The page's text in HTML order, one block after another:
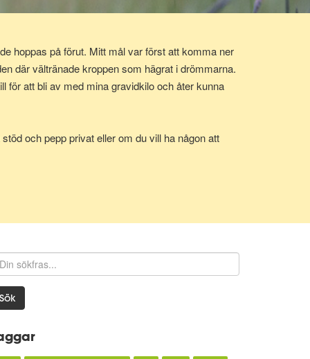
hoppas på förut. Mitt mål var först att komma ner
där vältränade kroppen som hägrat i drömmarna.
för att bli av med mina gravidkilo och åter kunna
och pepp privat eller om du vill ha någon att
Sök